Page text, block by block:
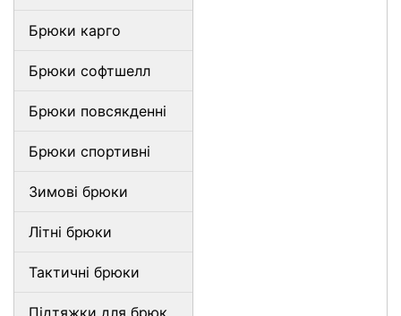
Брюки карго
Брюки софтшелл
Брюки повсякденні
Брюки спортивні
Зимові брюки
Літні брюки
Тактичні брюки
Підтяжки для брюк